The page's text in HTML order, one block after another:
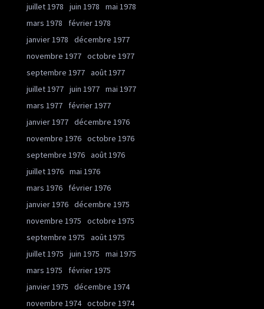
juillet 1978
juin 1978
mai 1978
mars 1978
février 1978
janvier 1978
décembre 1977
novembre 1977 octobre 1977
septembre 1977 août 1977
juillet 1977 juin 1977 mai 1977
mars 1977
février 1977
janvier 1977 décembre 1976
novembre 1976 octobre 1976
septembre 1976 août 1976
juillet 1976 mai 1976
mars 1976
février 1976
janvier 1976 décembre 1975
novembre 1975
octobre 1975
septembre 1975
août 1975
juillet 1975
juin 1975
mai 1975
mars 1975
février 1975
janvier 1975
décembre 1974
novembre 1974 octobre 1974